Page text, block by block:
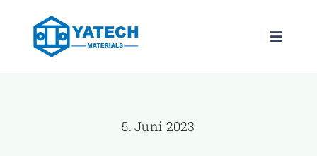
Inhalt
springen
5. Juni 2023